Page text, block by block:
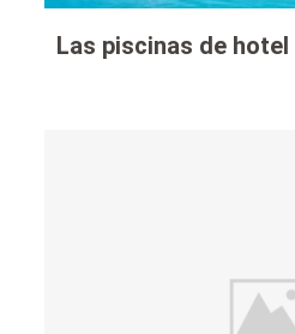
Las piscinas de